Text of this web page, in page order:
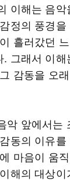
이해는 음
정의 풍경
흘러갔던
그래서 이해
감동을 오
악 앞에서는
동의 이유
마음이 움
해의 대상